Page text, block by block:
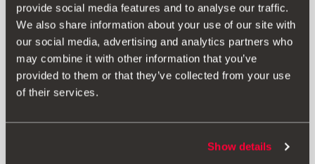
provide social media features and to analyse our traffic.
We also share information about your use of our site with
our social media, advertising and analytics partners who
may combine it with other information that you’ve
provided to them or that they’ve collected from your use
of their services.
Show details